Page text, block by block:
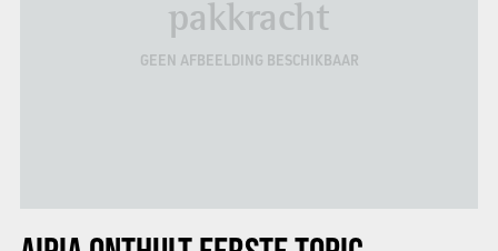
pakkracht
GEEN AFBEELDING BESCHIKBAAR